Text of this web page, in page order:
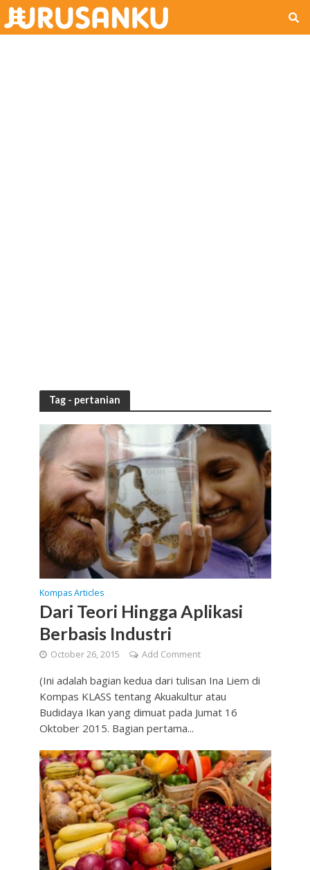
Tag - pertanian
Kompas Articles
Dari Teori Hingga Aplikasi
Berbasis Industri
October 26, 2015 Add Comment
(Ini adalah bagian kedua dari tulisan Ina Liem di
Kompas KLASS tentang Akuakultur atau
Budidaya Ikan yang dimuat pada Jumat 16
Oktober 2015. Bagian pertama...